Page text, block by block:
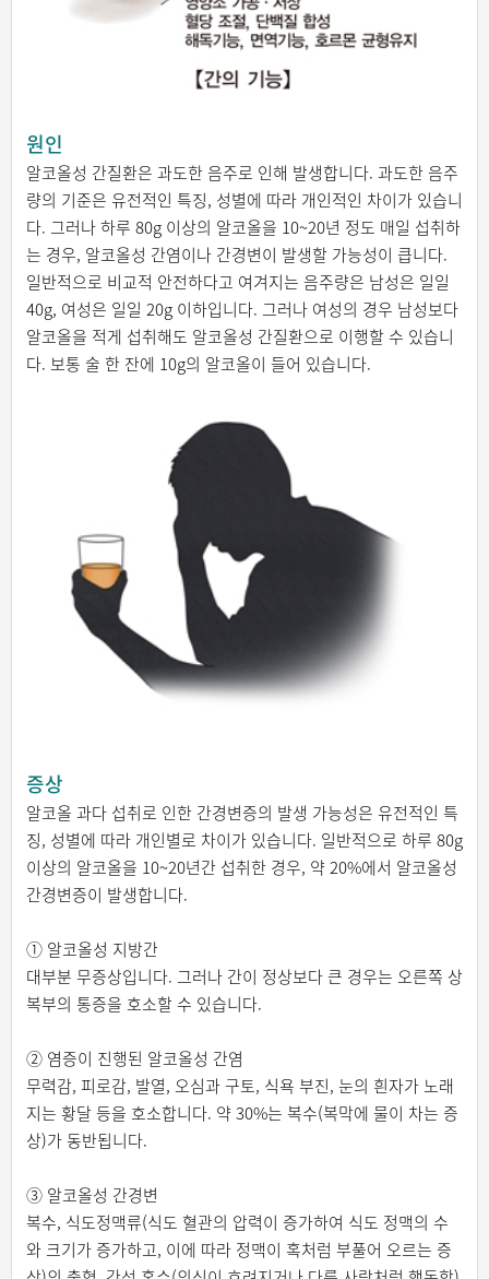
원인
알코올성 간질환은 과도한 음주로 인해 발생합니다. 과도한 음주
량의 기준은 유전적인 특징, 성별에 따라 개인적인 차이가 있습니
다. 그러나 하루 80g 이상의 알코올을 10~20년 정도 매일 섭취하
는 경우, 알코올성 간염이나 간경변이 발생할 가능성이 큽니다.
일반적으로 비교적 안전하다고 여겨지는 음주량은 남성은 일일
40g, 여성은 일일 20g 이하입니다. 그러나 여성의 경우 남성보다
알코올을 적게 섭취해도 알코올성 간질환으로 이행할 수 있습니
다. 보통 술 한 잔에 10g의 알코올이 들어 있습니다.
증상
알코올 과다 섭취로 인한 간경변증의 발생 가능성은 유전적인 특
징, 성별에 따라 개인별로 차이가 있습니다. 일반적으로 하루 80g
이상의 알코올을 10~20년간 섭취한 경우, 약 20%에서 알코올성
간경변증이 발생합니다.
① 알코올성 지방간
대부분 무증상입니다. 그러나 간이 정상보다 큰 경우는 오른쪽 상
복부의 통증을 호소할 수 있습니다.
② 염증이 진행된 알코올성 간염
무력감, 피로감, 발열, 오심과 구토, 식욕 부진, 눈의 흰자가 노래
지는 황달 등을 호소합니다. 약 30%는 복수(복막에 물이 차는 증
상)가 동반됩니다.
③ 알코올성 간경변
복수, 식도정맥류(식도 혈관의 압력이 증가하여 식도 정맥의 수
와 크기가 증가하고, 이에 따라 정맥이 혹처럼 부풀어 오르는 증